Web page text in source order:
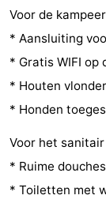
Minigolfbanen
Wellness
Steden
Rondleidingen
Voor de
* Aansluiting
* Gratis WIFI op
* Houten
* Honden
Voor het
* Ruime
* Toiletten met